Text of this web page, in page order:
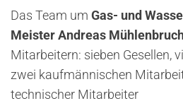
Das Team um Gas- und
MeisterAndreas
Mitarbeitern: sieben Gesellen,
zwei kaufmännischen
technischer Mitarbeiter